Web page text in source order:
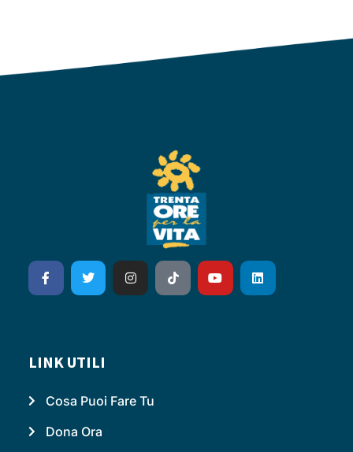
LINK UTILI
Cosa Puoi Fare Tu
Dona Ora